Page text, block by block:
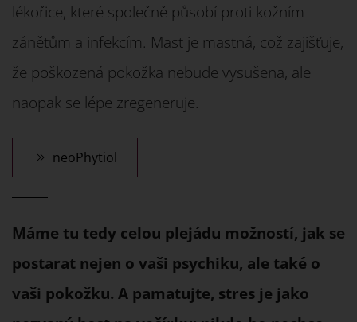
lékořice, které společně působí proti kožním
zánětům a infekcím. Mast je mastná, což zajišťuje,
že poškozená pokožka nebude vysušena, ale
naopak se lépe zregeneruje.
neoPhytiol
Máme tu tedy celou plejádu možností, jak se
postarat nejen o vaši psychiku, ale také o
vaši pokožku. A pamatujte, stres je jako